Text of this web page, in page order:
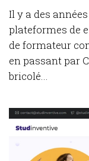
Il y a des
plateformes de
de formateur
en passant par
bricolé...